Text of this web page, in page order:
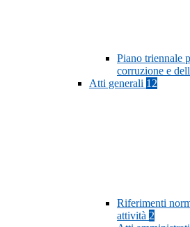
Piano triennale
corruzione e
Atti generali 12
Riferimenti
attività 2